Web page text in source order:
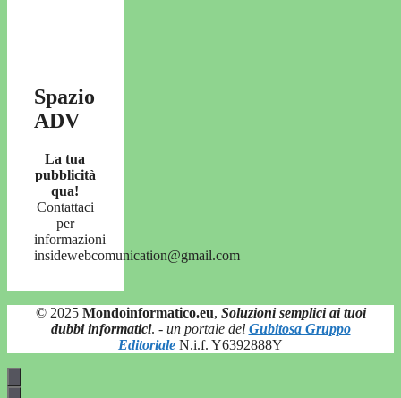
Spazio
ADV
La tua
pubblicità
qua!
Contattaci
per
informazioni
insidewebcomunication@gmail.com
© 2025 Mondoinformatico.eu, Soluzioni semplici ai tuoi
dubbi informatici. - un portale del Gubitosa Gruppo
Editoriale N.i.f. Y6392888Y